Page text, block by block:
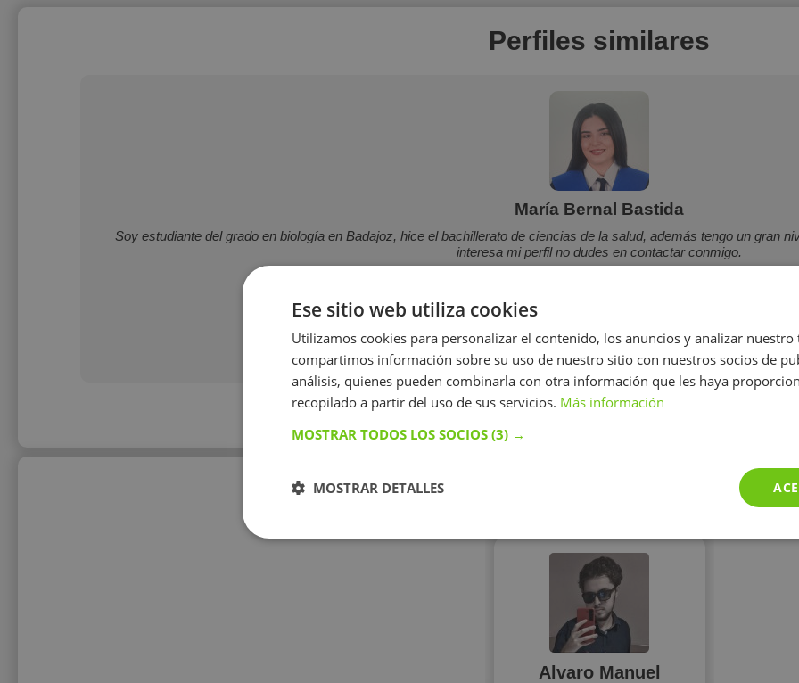
Perfiles similares
María Bernal Bastida
Soy estudiante del grado en biología en Badajoz, hice el bachillerato de ciencias de la salud, además tengo un gran
interesa mi perfil no dudes en contactar conmigo.
Mostrar perfil
Alvaro Manuel
Ese sitio web utiliza cookies
Utilizamos cookies para personalizar el contenido, los anuncios y analizar nuestro
compartimos información sobre su uso de nuestro sitio con nuestros socios de
análisis, quienes pueden combinarla con otra información que les haya
recopilado a partir del uso de sus servicios. Más información
MOSTRAR TODOS LOS SOCIOS (3) →
MOSTRAR DETALLES